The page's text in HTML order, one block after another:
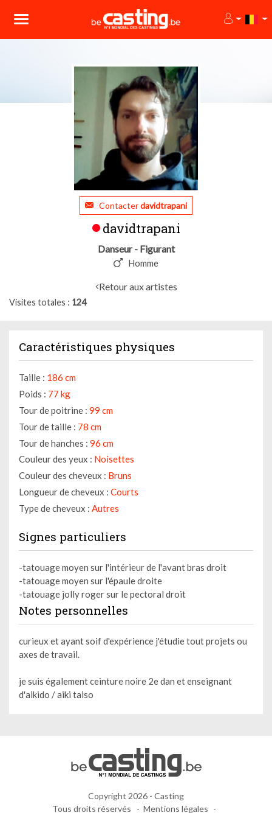
Contacterdavidtrapani
davidtrapani
Danseur - Figurant
Homme
Retour aux artistes
Visites totales 124
Caractéristiques physiques
Taille : 186 cm
Poids : 77 kg
Tour de poitrine : 99 cm
Tour de taille : 78 cm
Tour de hanches : 96 cm
Couleur des yeux : Noisettes
Couleur des cheveux : Bruns
Longueur de cheveux : Courts
Type de cheveux : Autres
Signes particuliers
-tatouage moyen sur l'intérieur de l'avant bras droit
-tatouage moyen sur l'épaule droite
-tatouage jolly roger sur le pectoral droit
Notes personnelles
curieux et ayant soif d'expérience j'étudie tout projets ou
axes de travail.
je suis également ceinture noire 2e dan et enseignant
d'aikido / aiki taiso
Copyright 2026 - Casting
Tous droits réservés
Mentions légales